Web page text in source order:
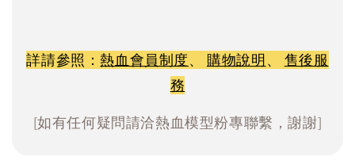
詳請參照：熱血會員制度、 購物說明、 售後服
務
[如有任何疑問請洽熱血模型粉專聯繫，謝謝]